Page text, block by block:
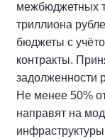
межбюджетных
триллиона
бюджеты с
контракты.
задолженности
Не менее 50%
направят на